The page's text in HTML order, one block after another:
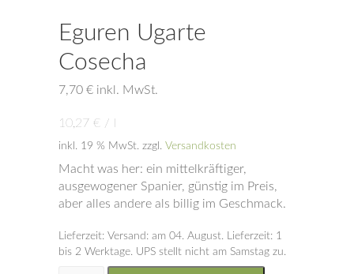
Eguren Ugarte
Cosecha
7,70 € inkl. MwSt.
10,27 € /
inkl. 19 % MwSt. zzgl. Versandkosten
Macht was her: ein mittelkräftiger,
ausgewogener Spanier, günstig im Preis,
aber alles andere als billig im Geschmack.
Lieferzeit: Versand: am 04. August. Lieferzeit: 1
bis 2 Werktage. UPS stellt nicht am Samstag zu.